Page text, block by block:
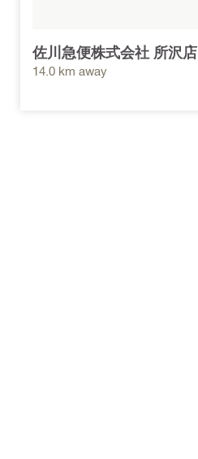
佐川急便株式会社 所沢店
14.0 km away